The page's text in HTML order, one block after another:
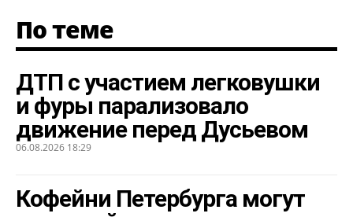
По теме
ДТП с участием легковушки
и фуры парализовало
движение перед Дусьевом
06.08.2026 18:29
Кофейни Петербурга могут